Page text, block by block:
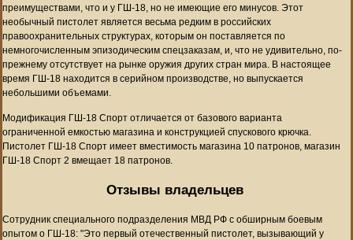
преимуществами, что и у ГШ-18, но не имеющие его минусов. Этот
необычный пистолет является весьма редким в российских
правоохранительных структурах, которым он поставляется по
немногочисленным эпизодическим спецзаказам, и, что не удивительно, по-
прежнему отсутствует на рынке оружия других стран мира. В настоящее
время ГШ-18 находится в серийном производстве, но выпускается
небольшими объемами.
Модификация ГШ-18 Спорт отличается от базового варианта
ограниченной емкостью магазина и конструкцией спускового крючка.
Пистолет ГШ-18 Спорт имеет вместимость магазина 10 патронов, магазин
ГШ-18 Спорт 2 вмещает 18 патронов.
Отзывы владельцев
Сотрудник специального подразделения МВД РФ с обширным боевым
опытом о ГШ-18: "Это первый отечественный пистолет, вызывающий у